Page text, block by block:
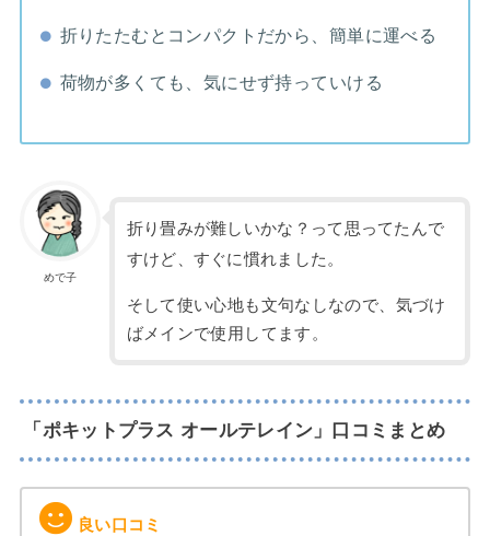
折りたたむとコンパクトだから、簡単に運べる
荷物が多くても、気にせず持っていける
めで子
折り畳みが難しいかな？って思ってたんで
すけど、すぐに慣れました。
そして使い心地も文句なしなので、気づけ
ばメインで使用してます。
「ポキットプラス オールテレイン」口コミまとめ
良い口コミ